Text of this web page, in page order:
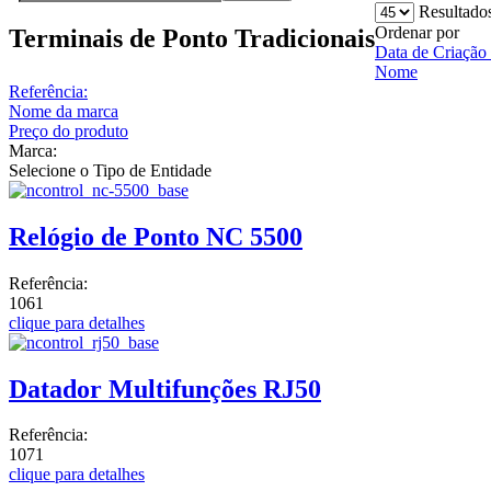
Terminais de Ponto TradicionaisOrdenar por
Data de Criação
Nome
Referência:
Nome da marca
Preço do produto
Marca:
Selecione o Tipo de Entidade
Relógio de Ponto NC 5500
Referência:
1061
clique para detalhes
Datador Multifunções RJ50
Referência:
1071
clique para detalhes